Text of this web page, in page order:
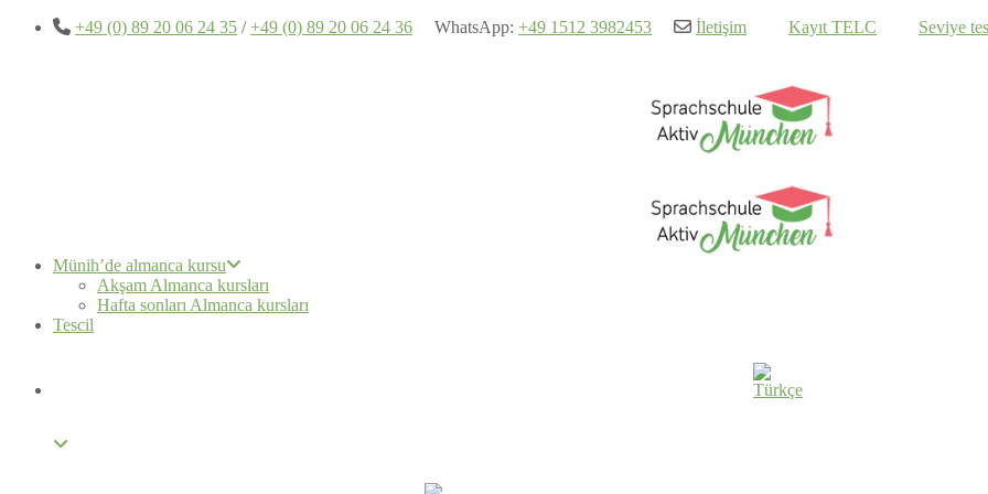
+49 (0) 89 20 06 24 35 /+49 (0) 89 20 06 24 36 WhatsApp: +49 1512 3982453 İletişim Kayıt TELC Seviye
Münih’de almanca kursu
Akşam Almanca kursları
Hafta sonları Almanca kursları
Tescil